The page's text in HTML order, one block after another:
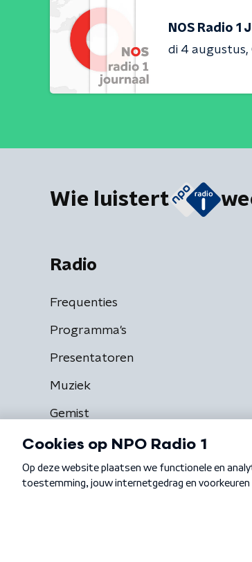
NOS Radio 1
di 4 augustus
Wie luistert
Radio
Frequenties
Programma's
Presentatoren
Muziek
Gemist
Algemene voorwaarden Privacybeleid